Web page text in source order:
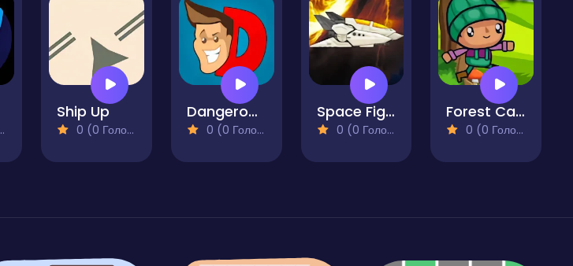
Ship Up
0 (0 Голосів)
Dangerous Danny
0 (0 Голосів)
Space Fighter
0 (0 Голосів)
Forest Camp
0 (0 Голосів)